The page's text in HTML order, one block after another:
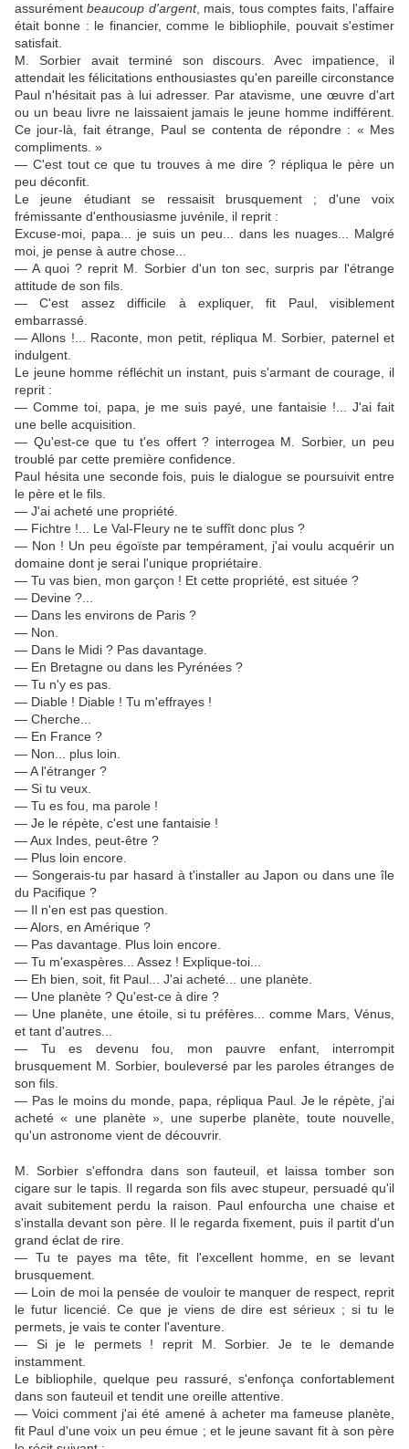
assurémentbeaucoup d'argent, mais, tous comptes faits, l'affaire
était bonne : le financier, comme le bibliophile, pouvait s'estimer
satisfait.
M. Sorbier avait terminé son discours. Avec impatience, il
attendait les félicitations enthousiastes qu'en pareille circonstance
Paul n'hésitait pas à lui adresser. Par atavisme, une œuvre d'art
ou un beau livre ne laissaient jamais le jeune homme indifférent.
Ce jour-là, fait étrange, Paul se contenta de répondre : « Mes
compliments. »
— C'est tout ce que tu trouves à me dire ? répliqua le père un
peu déconfit.
Le jeune étudiant se ressaisit brusquement ; d'une voix
frémissante d'enthousiasme juvénile, il reprit :
Excuse-moi, papa... je suis un peu... dans les nuages... Malgré
moi, je pense à autre chose...
— A quoi ? reprit M. Sorbier d'un ton sec, surpris par l'étrange
attitude de son fils.
— C'est assez difficile à expliquer, fit Paul, visiblement
embarrassé.
— Allons !... Raconte, mon petit, répliqua M. Sorbier, paternel et
indulgent.
Le jeune homme réfléchit un instant, puis s'armant de courage, il
reprit :
— Comme toi, papa, je me suis payé, une fantaisie !... J'ai fait
une belle acquisition.
— Qu'est-ce que tu t'es offert ? interrogea M. Sorbier, un peu
troublé par cette première confidence.
Paul hésita une seconde fois, puis le dialogue se poursuivit entre
le père et le fils.
— J'ai acheté une propriété.
— Fichtre !... Le Val-Fleury ne te suffît donc plus ?
— Non ! Un peu égoïste par tempérament, j'ai voulu acquérir un
domaine dont je serai l'unique propriétaire.
— Tu vas bien, mon garçon ! Et cette propriété, est située ?
— Devine ?...
— Dans les environs de Paris ?
— Non.
— Dans le Midi ? Pas davantage.
— En Bretagne ou dans les Pyrénées ?
— Tu n'y es pas.
— Diable ! Diable ! Tu m'effrayes !
— Cherche...
— En France ?
— Non... plus loin.
— A l'étranger ?
— Si tu veux.
— Tu es fou, ma parole !
— Je le répète, c'est une fantaisie !
— Aux Indes, peut-être ?
— Plus loin encore.
— Songerais-tu par hasard à t'installer au Japon ou dans une île
du Pacifique ?
— Il n'en est pas question.
— Alors, en Amérique ?
— Pas davantage. Plus loin encore.
— Tu m'exaspères... Assez ! Explique-toi...
— Eh bien, soit, fit Paul... J'ai acheté... une planète.
— Une planète ? Qu'est-ce à dire ?
— Une planète, une étoile, si tu préfères... comme Mars, Vénus,
et tant d'autres...
— Tu es devenu fou, mon pauvre enfant, interrompit
brusquement M. Sorbier, bouleversé par les paroles étranges de
son fils.
— Pas le moins du monde, papa, répliqua Paul. Je le répète, j'ai
acheté « une planète », une superbe planète, toute nouvelle,
qu'un astronome vient de découvrir.
M. Sorbier s'effondra dans son fauteuil, et laissa tomber son
cigare sur le tapis. Il regarda son fils avec stupeur, persuadé qu'il
avait subitement perdu la raison. Paul enfourcha une chaise et
s'installa devant son père. Il le regarda fixement, puis il partit d'un
grand éclat de rire.
— Tu te payes ma tête, fit l'excellent homme, en se levant
brusquement.
— Loin de moi la pensée de vouloir te manquer de respect, reprit
le futur licencié. Ce que je viens de dire est sérieux ; si tu le
permets, je vais te conter l'aventure.
— Si je le permets ! reprit M. Sorbier. Je te le demande
instamment.
Le bibliophile, quelque peu rassuré, s'enfonça confortablement
dans son fauteuil et tendit une oreille attentive.
— Voici comment j'ai été amené à acheter ma fameuse planète,
fit Paul d'une voix un peu émue ; et le jeune savant fit à son père